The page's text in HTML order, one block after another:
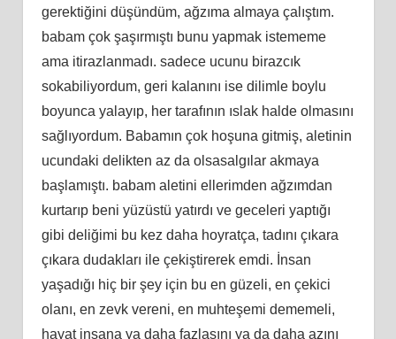
gerektiğini düşündüm, ağzıma almaya çalıştım.
babam çok şaşırmıştı bunu yapmak istememe
ama itirazlanmadı. sadece ucunu birazcık
sokabiliyordum, geri kalanını ise dilimle boylu
boyunca yalayıp, her tarafının ıslak halde olmasını
sağlıyordum. Babamın çok hoşuna gitmiş, aletinin
ucundaki delikten az da olsasalgılar akmaya
başlamıştı. babam aletini ellerimden ağzımdan
kurtarıp beni yüzüstü yatırdı ve geceleri yaptığı
gibi deliğimi bu kez daha hoyratça, tadını çıkara
çıkara dudakları ile çekiştirerek emdi. İnsan
yaşadığı hiç bir şey için bu en güzeli, en çekici
olanı, en zevk vereni, en muhteşemi dememeli,
hayat insana ya daha fazlasını ya da daha azını